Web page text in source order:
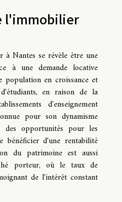
l'immobilier
à Nantes se révèle être une
à une demande locative
population en croissance et
en raison de la
d'enseignement
pour son dynamisme
des opportunités pour les
bénéficier d'une rentabilité
du patrimoine est aussi
porteur, où le taux de
de l'intérêt constant